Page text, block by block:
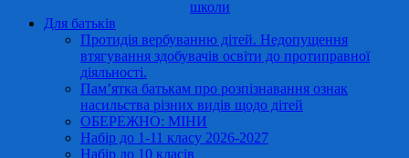
школи
Для батьків
Протидія вербуванню дітей. Недопущення
втягування здобувачів освіти до протиправної
діяльності.
Пам’ятка батькам про розпізнавання ознак
насильства різних видів щодо дітей
ОБЕРЕЖНО: МІНИ
Набір до 1-11 класу 2026-2027
Набір до 10 класів